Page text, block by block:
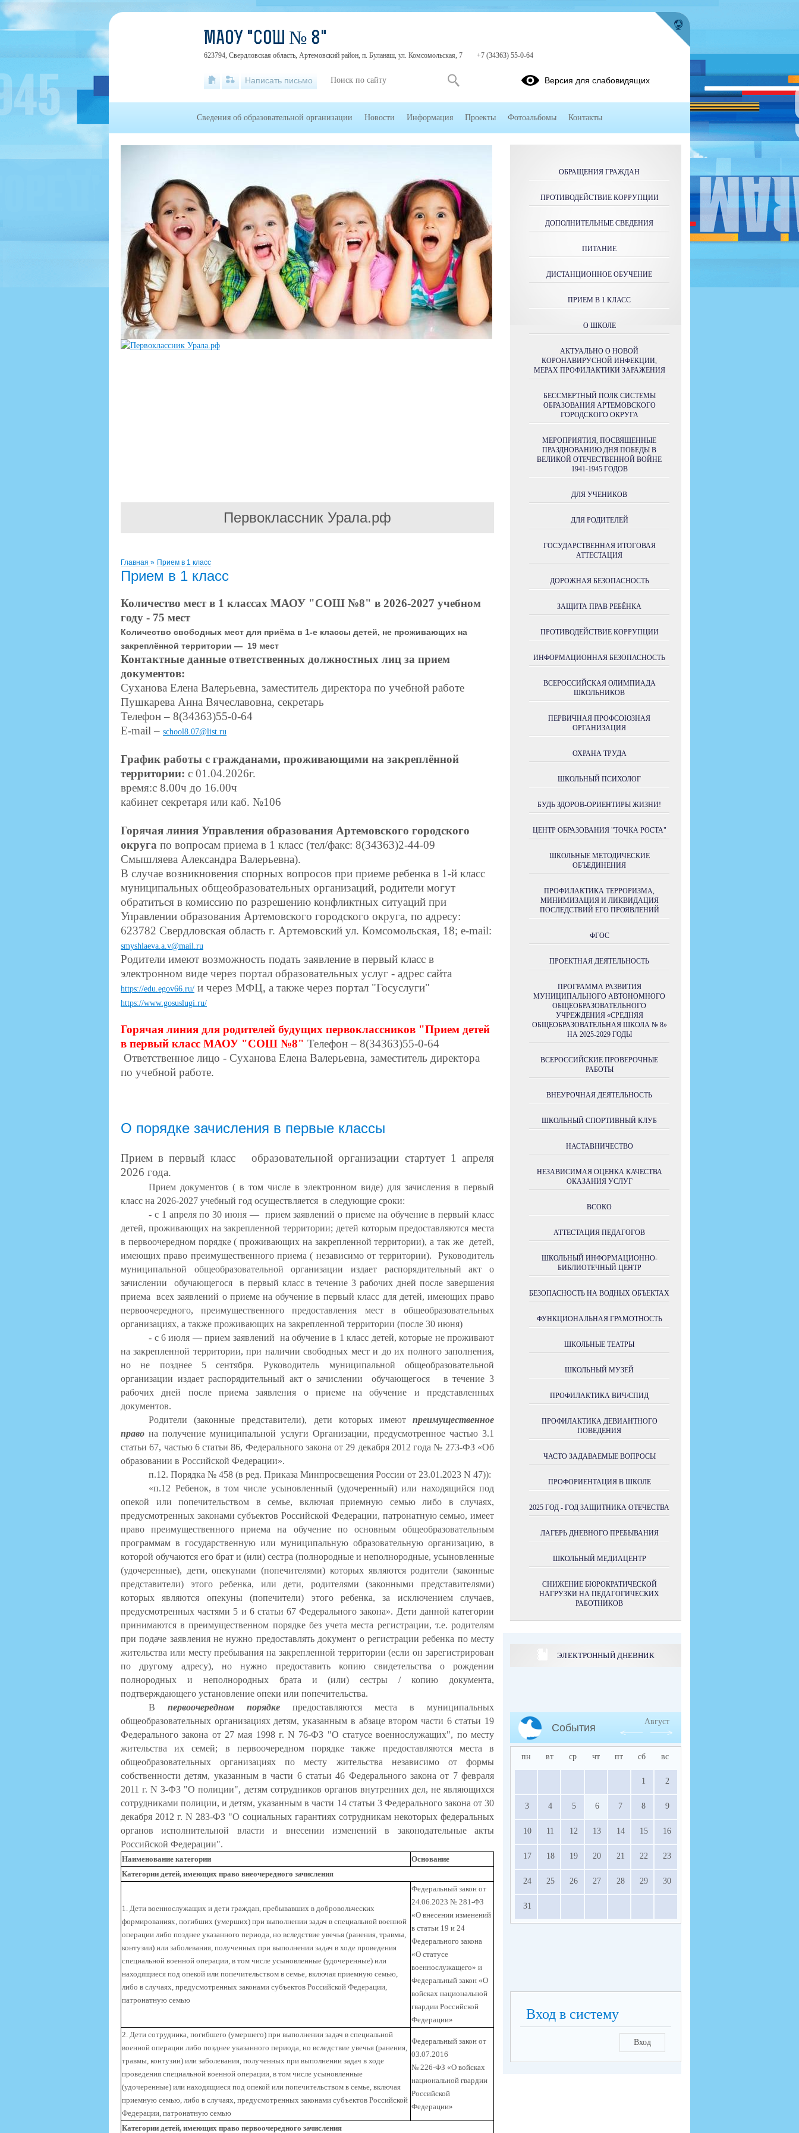
Первоклассник Урала.рф
Главная » Прием в 1 класс
Прием в 1 класс
Количество мест в 1 классах МАОУ "СОШ №8" в 2026-2027 учебном
году - 75 мест
Количество свободных мест для приёма в 1-е классы детей, не проживающих на
закреплённой территории — 19 мест
Контактные данные ответственных должностных лиц за прием
документов:
Суханова Елена Валерьевна, заместитель директора по учебной работе
Пушкарева Анна Вячеславовна, секретарь
Телефон – 8(34363)55-0-64
E-mail – school8.07@list.ru
График работы с гражданами, проживающими на закреплённой
территории: с 01.04.2026г.
время:с 8.00ч до 16.00ч
кабинет секретаря или каб. №106
Горячая линия Управления образования Артемовского городского
округа по вопросам приема в 1 класс (тел/факс: 8(34363)2-44-09
Смышляева Александра Валерьевна).
В случае возникновения спорных вопросов при приеме ребенка в 1-й класс
муниципальных общеобразовательных организаций, родители могут
обратиться в комиссию по разрешению конфликтных ситуаций при
Управлении образования Артемовского городского округа, по адресу:
623782 Свердловская область г. Артемовский ул. Комсомольская, 18; e-mail:
smyshlaeva.a.v@mail.ru
Родители имеют возможность подать заявление в первый класс в
электронном виде через портал образовательных услуг - адрес сайта
https://edu.egov66.ru/ и через МФЦ, а также через портал "Госуслуги"
https://www.gosuslugi.ru/
Горячая линия для родителей будущих первоклассников "Прием детей
в первый класс МАОУ "СОШ №8" Телефон – 8(34363)55-0-64
Ответственное лицо - Суханова Елена Валерьевна, заместитель директора
по учебной работе.
О порядке зачисления в первые классы
Прием в первый класс образовательной организации стартует 1 апреля
2026 года.
Прием документов ( в том числе в электронном виде) для зачисления в первый
класс на 2026-2027 учебный год осуществляется в следующие сроки:
- с 1 апреля по 30 июня — прием заявлений о приеме на обучение в первый класс
детей, проживающих на закрепленной территории; детей которым предоставляются места
в первоочередном порядке ( проживающих на закрепленной территории), а так же детей,
имеющих право преимущественного приема ( независимо от территории).
Руководитель
муниципальной общеобразовательной организации издает распорядительный акт о
зачислении
обучающегося
в первый класс в течение 3 рабочих дней после завершения
приема
всех заявлений о приеме на обучение в первый класс для детей, имеющих право
первоочередного, преимущественного предоставления мест в общеобразовательных
организациях, а также проживающих на закрепленной территории (после 30 июня)
- с 6 июля — прием заявлений на обучение в 1 класс детей, которые не проживают
на закрепленной территории, при наличии свободных мест и до их полного заполнения,
но не позднее 5 сентября. Руководитель муниципальной общеобразовательной
организации издает распорядительный акт о зачислении
обучающегося
в течение 3
рабочих дней после приема заявления о приеме на обучение и представленных
документов.
Родители (законные представители), дети которых имеют преимущественное
право на получение муниципальной услуги Организации, предусмотренное частью 3.1
статьи 67, частью 6 статьи 86, Федерального закона от 29 декабря 2012 года № 273-ФЗ «Об
образовании в Российской Федерации».
п.12. Порядка № 458 (в ред. Приказа Минпросвещения России от 23.01.2023 N 47)):
«п.12 Ребенок, в том числе усыновленный (удочеренный) или находящийся под
опекой или попечительством в семье, включая приемную семью либо в случаях,
предусмотренных законами субъектов Российской Федерации, патронатную семью, имеет
право преимущественного приема на обучение по основным общеобразовательным
программам в государственную или муниципальную образовательную организацию, в
которой обучаются его брат и (или) сестра (полнородные и неполнородные, усыновленные
(удочеренные), дети, опекунами (попечителями) которых являются родители (законные
представители) этого ребенка, или дети, родителями (законными представителями)
которых являются опекуны (попечители) этого ребенка, за исключением случаев,
предусмотренных частями 5 и 6 статьи 67 Федерального закона». Дети данной категории
принимаются в преимущественном порядке без учета места регистрации, т.е. родителям
при подаче заявления не нужно предоставлять документ о регистрации ребенка по месту
жительства или месту пребывания на закрепленной территории (если он зарегистрирован
по другому адресу), но нужно предоставить копию свидетельства о рождении
полнородных и неполнородных брата и (или) сестры / копию документа,
подтверждающего установление опеки или попечительства.
Впервоочередном порядке предоставляются места в муниципальных
общеобразовательных организациях детям, указанным в абзаце втором части 6 статьи 19
Федерального закона от 27 мая 1998 г. N 76-ФЗ "О статусе военнослужащих", по месту
жительства их семей; в первоочередном порядке также предоставляются места в
общеобразовательных организациях по месту жительства независимо от формы
собственности детям, указанным в части 6 статьи 46 Федерального закона от 7 февраля
2011 г. N 3-ФЗ "О полиции", детям сотрудников органов внутренних дел, не являющихся
сотрудниками полиции, и детям, указанным в части 14 статьи 3 Федерального закона от 30
декабря 2012 г. N 283-ФЗ "О социальных гарантиях сотрудникам некоторых федеральных
органов исполнительной власти и внесении изменений в законодательные акты
Российской Федерации".
Наименование категории
Основание
Категории детей, имеющих право внеочередного зачисления
1. Дети военнослужащих и дети граждан, пребывавших в добровольческих
формированиях, погибших (умерших) при выполнении задач в специальной военной
операции либо позднее указанного периода, но вследствие увечья (ранения, травмы,
контузии) или заболевания, полученных при выполнении задач в ходе проведения
специальной военной операции, в том числе усыновленные (удочеренные) или
находящиеся под опекой или попечительством в семье, включая приемную семью,
либо в случаях, предусмотренных законами субъектов Российской Федерации,
патронатную семью
Федеральный закон от
24.06.2023 № 281-ФЗ
«О внесении изменений
в статьи 19 и 24
Федерального закона
«О статусе
военнослужащего» и
Федеральный закон «О
войсках национальной
гвардии Российской
Федерации»
2. Дети сотрудника, погибшего (умершего) при выполнении задач в специальной
военной операции либо позднее указанного периода, но вследствие увечья (ранения,
травмы, контузии) или заболевания, полученных при выполнении задач в ходе
проведения специальной военной операции, в том числе усыновленные
(удочеренные) или находящиеся под опекой или попечительством в семье, включая
приемную семью, либо в случаях, предусмотренных законами субъектов Российской
Федерации, патронатную семью
Федеральный закон от
03.07.2016
№ 226-ФЗ «О войсках
национальной гвардии
Российской
Федерации»
Категории детей, имеющих право первоочередного зачисления
ОБРАЩЕНИЯ ГРАЖДАН
ПРОТИВОДЕЙСТВИЕ КОРРУПЦИИ
ДОПОЛНИТЕЛЬНЫЕ СВЕДЕНИЯ
ПИТАНИЕ
ДИСТАНЦИОННОЕ ОБУЧЕНИЕ
ПРИЕМ В 1 КЛАСС
О ШКОЛЕ
АКТУАЛЬНО О НОВОЙ
КОРОНАВИРУСНОЙ ИНФЕКЦИИ,
МЕРАХ ПРОФИЛАКТИКИ ЗАРАЖЕНИЯ
БЕССМЕРТНЫЙ ПОЛК СИСТЕМЫ
ОБРАЗОВАНИЯ АРТЕМОВСКОГО
ГОРОДСКОГО ОКРУГА
МЕРОПРИЯТИЯ, ПОСВЯЩЕННЫЕ
ПРАЗДНОВАНИЮ ДНЯ ПОБЕДЫ В
ВЕЛИКОЙ ОТЕЧЕСТВЕННОЙ ВОЙНЕ
1941-1945 ГОДОВ
ДЛЯ УЧЕНИКОВ
ДЛЯ РОДИТЕЛЕЙ
ГОСУДАРСТВЕННАЯ ИТОГОВАЯ
АТТЕСТАЦИЯ
ДОРОЖНАЯ БЕЗОПАСНОСТЬ
ЗАЩИТА ПРАВ РЕБЁНКА
ПРОТИВОДЕЙСТВИЕ КОРРУПЦИИ
ИНФОРМАЦИОННАЯ БЕЗОПАСНОСТЬ
ВСЕРОССИЙСКАЯ ОЛИМПИАДА
ШКОЛЬНИКОВ
ПЕРВИЧНАЯ ПРОФСОЮЗНАЯ
ОРГАНИЗАЦИЯ
ОХРАНА ТРУДА
ШКОЛЬНЫЙ ПСИХОЛОГ
БУДЬ ЗДОРОВ-ОРИЕНТИРЫ ЖИЗНИ!
ЦЕНТР ОБРАЗОВАНИЯ "ТОЧКА РОСТА"
ШКОЛЬНЫЕ МЕТОДИЧЕСКИЕ
ОБЪЕДИНЕНИЯ
ПРОФИЛАКТИКА ТЕРРОРИЗМА,
МИНИМИЗАЦИЯ И ЛИКВИДАЦИЯ
ПОСЛЕДСТВИЙ ЕГО ПРОЯВЛЕНИЙ
ФГОС
ПРОЕКТНАЯ ДЕЯТЕЛЬНОСТЬ
ПРОГРАММА РАЗВИТИЯ
МУНИЦИПАЛЬНОГО АВТОНОМНОГО
ОБЩЕОБРАЗОВАТЕЛЬНОГО
УЧРЕЖДЕНИЯ «СРЕДНЯЯ
ОБЩЕОБРАЗОВАТЕЛЬНАЯ ШКОЛА № 8»
НА 2025-2029 ГОДЫ
ВСЕРОССИЙСКИЕ ПРОВЕРОЧНЫЕ
РАБОТЫ
ВНЕУРОЧНАЯ ДЕЯТЕЛЬНОСТЬ
ШКОЛЬНЫЙ СПОРТИВНЫЙ КЛУБ
НАСТАВНИЧЕСТВО
НЕЗАВИСИМАЯ ОЦЕНКА КАЧЕСТВА
ОКАЗАНИЯ УСЛУГ
ВСОКО
АТТЕСТАЦИЯ ПЕДАГОГОВ
ШКОЛЬНЫЙ ИНФОРМАЦИОННО-
БИБЛИОТЕЧНЫЙ ЦЕНТР
БЕЗОПАСНОСТЬ НА ВОДНЫХ ОБЪЕКТАХ
ФУНКЦИОНАЛЬНАЯ ГРАМОТНОСТЬ
ШКОЛЬНЫЕ ТЕАТРЫ
ШКОЛЬНЫЙ МУЗЕЙ
ПРОФИЛАКТИКА ВИЧ/СПИД
ПРОФИЛАКТИКА ДЕВИАНТНОГО
ПОВЕДЕНИЯ
ЧАСТО ЗАДАВАЕМЫЕ ВОПРОСЫ
ПРОФОРИЕНТАЦИЯ В ШКОЛЕ
2025 ГОД - ГОД ЗАЩИТНИКА ОТЕЧЕСТВА
ЛАГЕРЬ ДНЕВНОГО ПРЕБЫВАНИЯ
ШКОЛЬНЫЙ МЕДИАЦЕНТР
СНИЖЕНИЕ БЮРОКРАТИЧЕСКОЙ
НАГРУЗКИ НА ПЕДАГОГИЧЕСКИХ
РАБОТНИКОВ
ЭЛЕКТРОННЫЙ ДНЕВНИК
События
Август
пн вт ср чт пт сб вс
1 2
3 4 5 6 7 8 9
10 11 12 13 14 15 16
17 18 19 20 21 22 23
24 25 26 27 28 29 30
31
Вход в систему
Вход
МАОУ "СОШ № 8"
623794, Свердловская область, Артемовский район, п. Буланаш, ул. Комсомольская, 7 +7 (34363) 55-0-64
Написать письмо Версия для слабовидящих
Сведения об образовательной организации Новости Информация Проекты Фотоальбомы Контакты